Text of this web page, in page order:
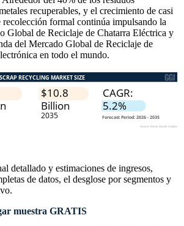
recuperables, y el crecimiento de casi
recolección formal continúa impulsando la
Global de Reciclaje de Chatarra Eléctrica y
del Mercado Global de Reciclaje de
en todo el mundo.
detallado y estimaciones de ingresos,
de datos, el desglose por segmentos y
.
muestra GRATIS